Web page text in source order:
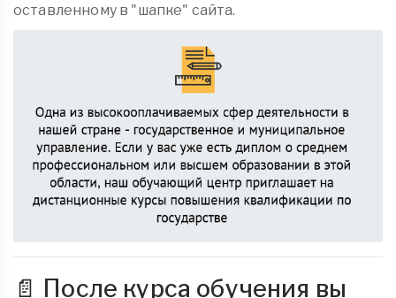
оставленному в "шапке" сайта.
📄 После курса обучения вы